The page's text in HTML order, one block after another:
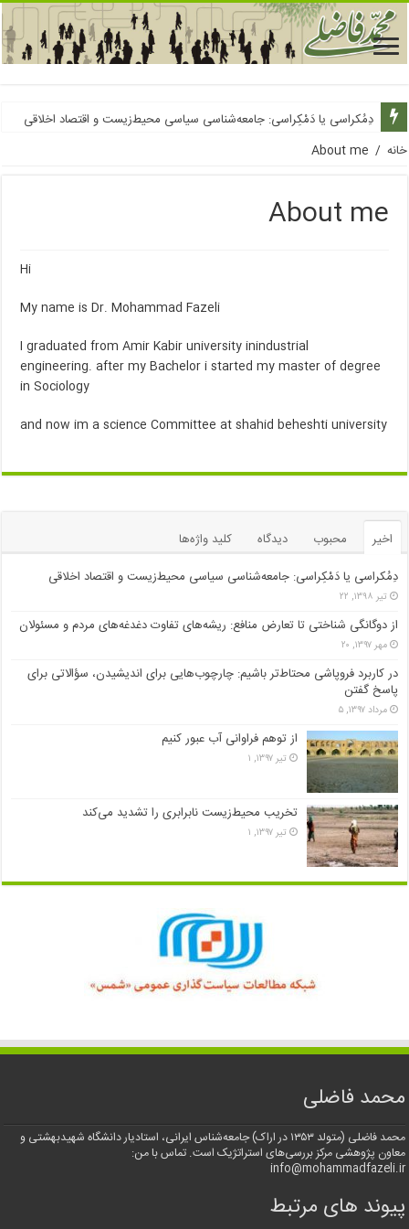
دِمُکراسی یا دَمْکِراسی: جامعه‌شناسی سیاسی محیط‌زیست و اقتصاد اخلاقی
خانه /
About me
About me
Hi
My name is Dr. Mohammad Fazeli
I graduated from Amir Kabir university inindustrial
engineering. after my Bachelor i started my master of degree
in Sociology
and now im a science Committee at shahid beheshti university
اخیر محبوب دیدگاه
کلید واژه‌ها
دِمُکراسی یا دَمْکِراسی: جامعه‌شناسی سیاسی محیط‌زیست و اقتصاد اخلاقی
تیر ۱۳۹۸, ۲۲
از دوگانگی شناختی تا تعارض منافع: ریشه‌های تفاوت دغدغه‌های مردم و مسئولان
مهر ۱۳۹۷, ۲۰
در کاربرد فروپاشی محتاط‌تر باشیم: چارچوب‌هایی برای اندیشیدن، سؤالاتی برای
پاسخ گفتن
مرداد ۱۳۹۷, ۵
از توهم فراوانی آب عبور کنیم
تیر ۱۳۹۷, ۱
تخریب محیط‌زیست نابرابری را تشدید می‌کند
تیر ۱۳۹۷, ۱
محمد فاضلی
محمد فاضلی (متولد ۱۳۵۳ در اراک) جامعه‌شناس ایرانی، استادیار دانشگاه شهیدبهشتی و
معاون پژوهشی مرکز بررسی‌های استراتژیک است. تماس با من:
info@mohammadfazeli.ir
پیوند های مرتبط